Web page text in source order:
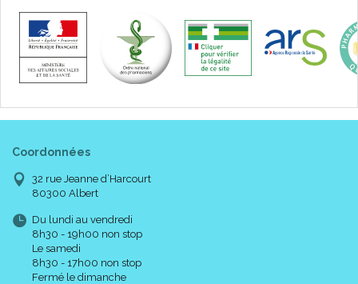
Coordonnées
32 rue Jeanne d’Harcourt
80300 Albert
Du lundi au vendredi
8h30 - 19h00 non stop
Le samedi
8h30 - 17h00 non stop
Fermé le dimanche